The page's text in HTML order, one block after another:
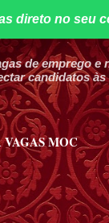
de emprego
candidatos
direto no seu
VAGAS MOC